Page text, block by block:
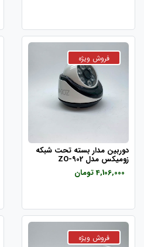
دوربین مدار بسته تحت شبکه
زومیکس مدل ZO-902
4,106,000 تومان